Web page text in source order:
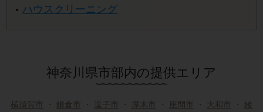
ハウスクリーニング
神奈川県市部内の提供エリア
横須賀市 ・ 鎌倉市 ・ 逗子市 ・ 厚木市 ・ 座間市 ・ 大和市 ・ 綾